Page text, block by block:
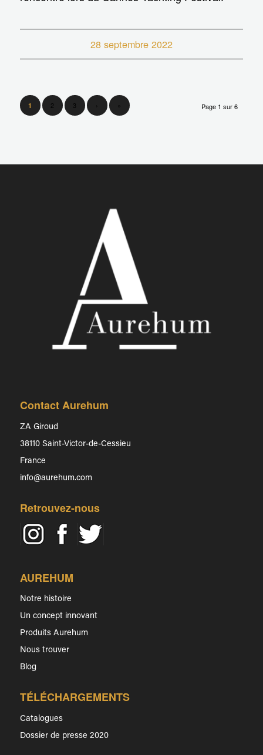
28 septembre 2022
Page 1 sur 6
1 2 3 »
Contact Aurehum
ZA Giroud
38110 Saint-Victor-de-Cessieu
France
info@aurehum.com
Retrouvez-nous
AUREHUM
Notre histoire
Un concept innovant
Produits Aurehum
Nous trouver
Blog
TÉLÉCHARGEMENTS
Catalogues
Dossier de presse 2020